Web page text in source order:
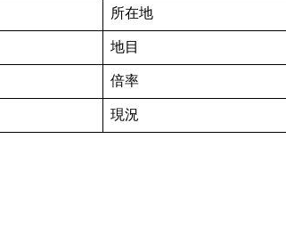
所在地
地目
倍率
現況